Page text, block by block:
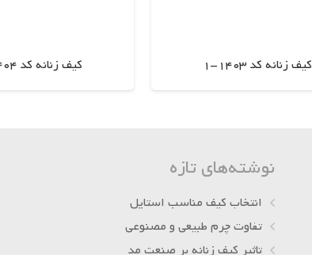
کیف زنانه کد 1403-1 کیف زنانه کد 1404-1
نوشته‌های تازه
انتخاب کیف مناسب استایل
تفاوت چرم طبیعی و مصنوعی
تاثیر کیف زنانه بر صنعت مد